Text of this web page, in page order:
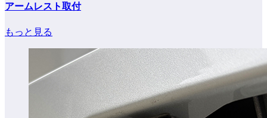
アームレスト取付
もっと見る